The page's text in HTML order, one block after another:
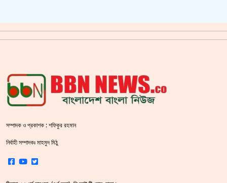
গাজীপুর মহাসড়ক অবরোধ,সিটি করপোরেশনের গাড়ি চাপায় শ্রমিক নিহত
জাল ভিসায় ইউরোপে মানুষ পাঠানোর অভিযোগে,শাহজালাল থেকে গ্রেপ্তার পাঁচজন
‘শ্লীলতাহানির সত্যতা’ মিলেছে শিক্ষক মুরাদের বিরুদ্ধে
স্বরাষ্ট্রমন্ত্রীর হুঁশিয়ারি বিএনপিকে ক‌ঠোর হ‌স্তে দমন করা হবে :
সম্পাদক ও প্রকাশক : শফিকুর রহমান
নির্বাহী সম্পাদকঃ মাহমুদ মিঠু